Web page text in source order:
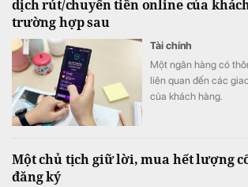
dịch rút/chuyển tiền online của
trường hợp sau
Tài chính
Một ngân hàng có
liên quan đến các
của khách hàng.
Một chủ tịch giữ lời, mua hết lượng
đăng ký